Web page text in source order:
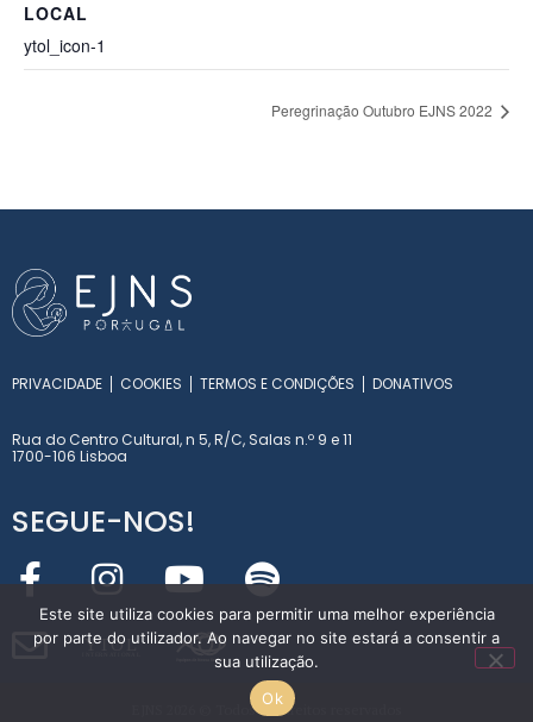
LOCAL
ytol_icon-1
Peregrinação Outubro EJNS 2022
PRIVACIDADE COOKIES TERMOS E CONDIÇÕES DONATIVOS
Rua do Centro Cultural, n 5, R/C, Salas n.º 9 e 11
1700-106 Lisboa
SEGUE-NOS!
YTO L
EJNS 2026 © Todos os direitos reservados
Este site utiliza cookies para permitir uma melhor experiência
por parte do utilizador. Ao navegar no site estará a consentir a
sua utilização.
Ok